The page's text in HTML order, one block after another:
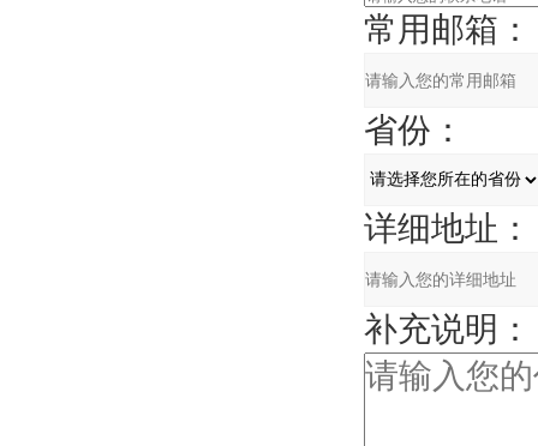
常用邮箱：
省份：
详细地址：
补充说明：